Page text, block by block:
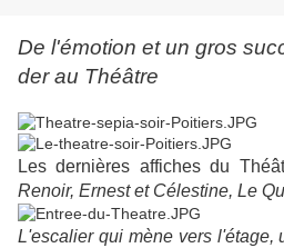
De l'émotion et un gros
der au Théâtre
Les dernières affiches du
Renoir, Ernest et Célestine, Le
L'escalier qui mène vers l'étage,